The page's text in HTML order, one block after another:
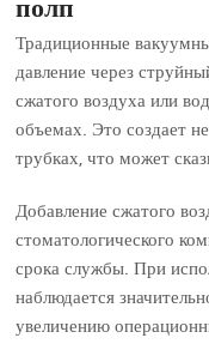
полп
Традиционные
давление через
сжатого воздуха или
объемах. Это создает
трубках, что может
Добавление сжатого
стоматологического
срока службы. При
наблюдается
увеличению